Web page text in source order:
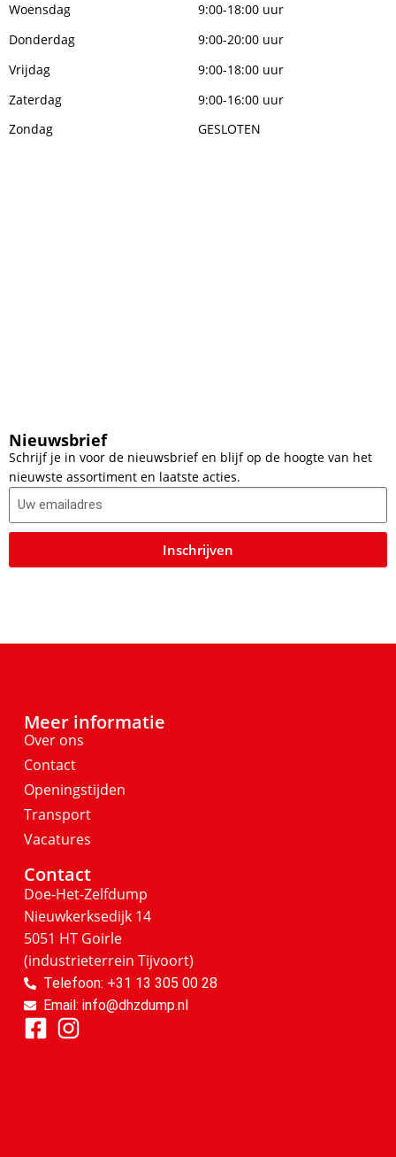
Woensdag
9:00-18:00 uur
Donderdag
9:00-20:00 uur
Vrijdag
9:00-18:00 uur
Zaterdag
9:00-16:00 uur
Zondag
GESLOTEN
Nieuwsbrief
Schrijf je in voor de nieuwsbrief en blijf op de hoogte van het
nieuwste assortiment en laatste acties.
Inschrijven
Meer informatie
Over ons
Contact
Openingstijden
Transport
Vacatures
Contact
Doe-Het-Zelfdump
Nieuwkerksedijk 14
5051 HT Goirle
(industrieterrein Tijvoort)
Telefoon: +31 13 305 00 28
Email: info@dhzdump.nl